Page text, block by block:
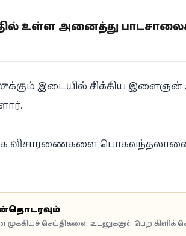
உள்ள அனைத்து
இடையில் சிக்கிய இளைஞன்
விசாரணைகளை
முக்கியச் செய்திகளை உடனுக்குடன் பெற கிளிக்